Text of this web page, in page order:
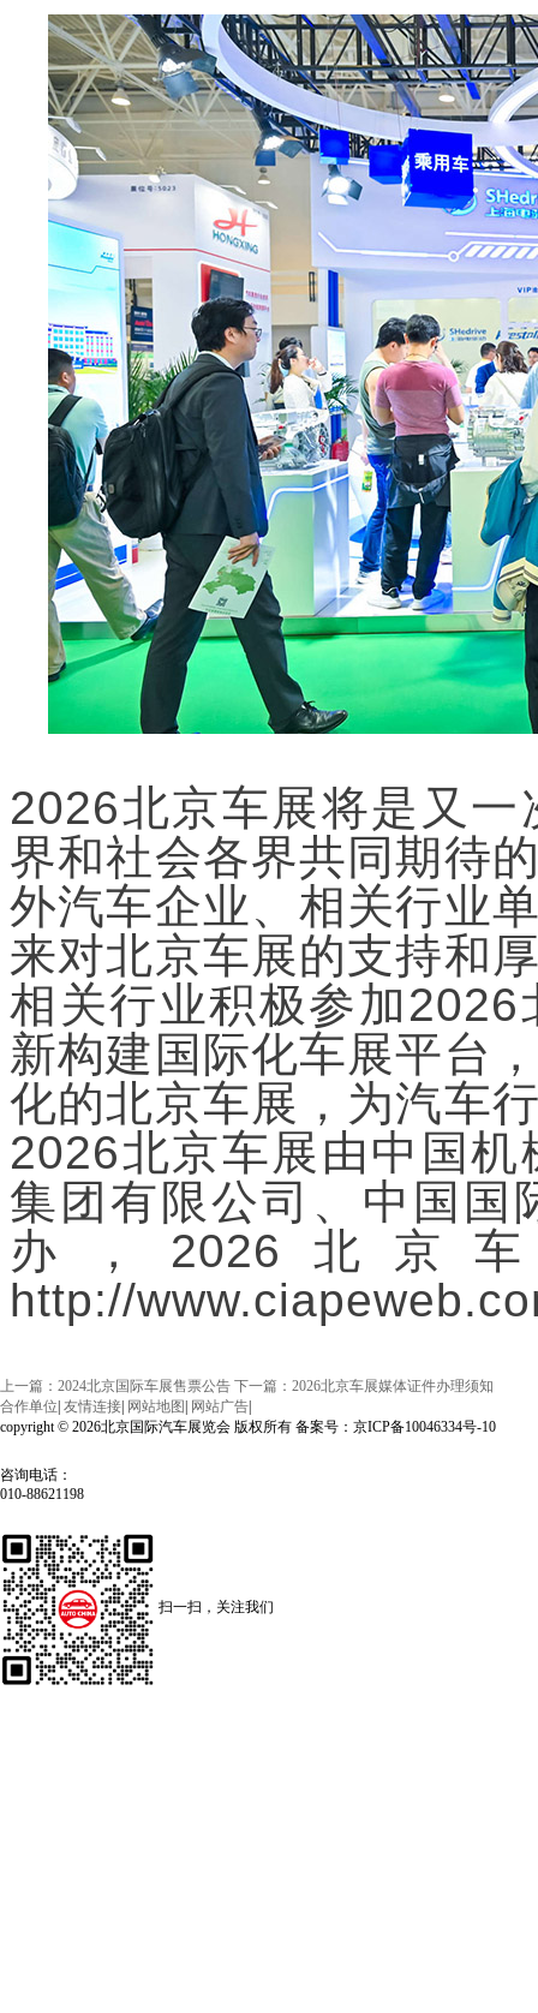
2026北京车展将是又
界和社会各界共同期待
外汽车企业、相关行业
来对北京车展的支持和
相关行业积极参加
新构建国际化车展平台
化的北京车展，为汽车
2026北京车展由中国
集团有限公司、中国国
办，2026北京
http://
上一篇：2024北京国际车展售票公告 下一篇：2026北京车展媒体证件办理须知
合作单位 友情连接 网站地图 网站广告
copyright © 2026北京国际汽车展览会 版权所有 备案号：京ICP备10046334号-10
咨询电话：
010-88621198
扫一扫，关注我们